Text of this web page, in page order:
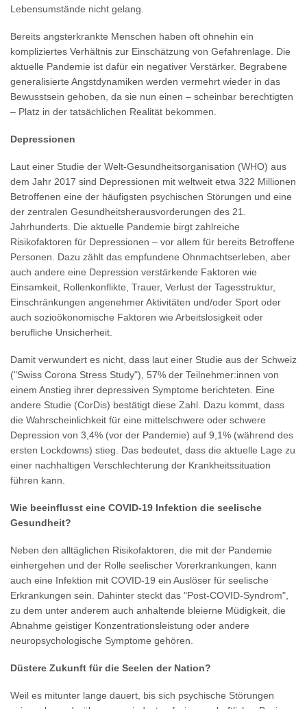
Lebensumstände nicht gelang.
Bereits angsterkrankte Menschen haben oft ohnehin ein
kompliziertes Verhältnis zur Einschätzung von Gefahrenlage. Die
aktuelle Pandemie ist dafür ein negativer Verstärker. Begrabene
generalisierte Angstdynamiken werden vermehrt wieder in das
Bewusstsein gehoben, da sie nun einen – scheinbar berechtigten
– Platz in der tatsächlichen Realität bekommen.
Depressionen
Laut einer Studie der Welt-Gesundheitsorganisation (WHO) aus
dem Jahr 2017 sind Depressionen mit weltweit etwa 322 Millionen
Betroffenen eine der häufigsten psychischen Störungen und eine
der zentralen Gesundheitsherausvorderungen des 21.
Jahrhunderts. Die aktuelle Pandemie birgt zahlreiche
Risikofaktoren für Depressionen – vor allem für bereits Betroffene
Personen. Dazu zählt das empfundene Ohnmachtserleben, aber
auch andere eine Depression verstärkende Faktoren wie
Einsamkeit, Rollenkonflikte, Trauer, Verlust der Tagesstruktur,
Einschränkungen angenehmer Aktivitäten und/oder Sport oder
auch sozioökonomische Faktoren wie Arbeitslosigkeit oder
berufliche Unsicherheit.
Damit verwundert es nicht, dass laut einer Studie aus der Schweiz
("Swiss Corona Stress Study"), 57% der Teilnehmer:innen von
einem Anstieg ihrer depressiven Symptome berichteten. Eine
andere Studie (CorDis) bestätigt diese Zahl. Dazu kommt, dass
die Wahrscheinlichkeit für eine mittelschwere oder schwere
Depression von 3,4% (vor der Pandemie) auf 9,1% (während des
ersten Lockdowns) stieg. Das bedeutet, dass die aktuelle Lage zu
einer nachhaltigen Verschlechterung der Krankheitssituation
führen kann.
Wie beeinflusst eine COVID-19 Infektion die seelische
Gesundheit?
Neben den alltäglichen Risikofaktoren, die mit der Pandemie
einhergehen und der Rolle seelischer Vorerkrankungen, kann
auch eine Infektion mit COVID-19 ein Auslöser für seelische
Erkrankungen sein. Dahinter steckt das "Post-COVID-Syndrom",
zu dem unter anderem auch anhaltende bleierne Müdigkeit, die
Abnahme geistiger Konzentrationsleistung oder andere
neuropsychologische Symptome gehören.
Düstere Zukunft für die Seelen der Nation?
Weil es mitunter lange dauert, bis sich psychische Störungen